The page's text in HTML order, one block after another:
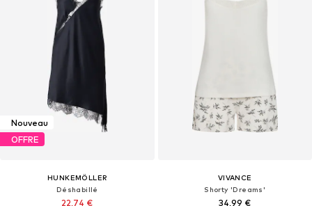
Nouveau
OFFRE
HUNKEMÖLLER
Déshabillé
22,74 €
VIVANCE
Shorty 'Dreams'
34,99 €